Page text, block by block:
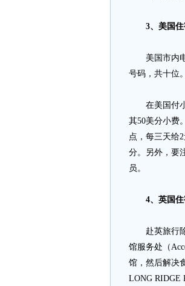
3、美国
美国市内电
号码，共十位
在美国付小
其50美分小费
点，每三天给
分。另外，要
员。
4、英国住
赴英旅行除
馆服务处（
馆，然后解决
LONG RIDGE